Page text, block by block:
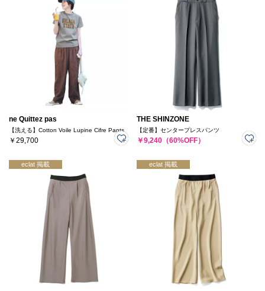
ne Quittez pas
【洗える】Cotton Voile Lupine Cifre Pants
￥29,700
THE SHINZONE
【定番】センタープレスパンツ
￥9,240（60%OFF）
eclat 掲載 eclat 掲載